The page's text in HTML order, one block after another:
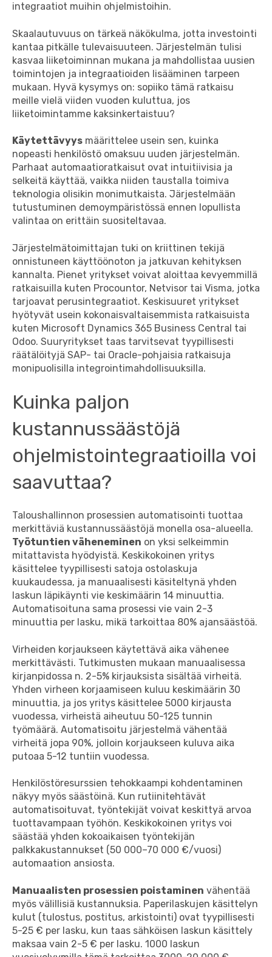
integraatiot muihin ohjelmistoihin.
Skaalautuvuus on tärkeä näkökulma, jotta investointi
kantaa pitkälle tulevaisuuteen. Järjestelmän tulisi
kasvaa liiketoiminnan mukana ja mahdollistaa uusien
toimintojen ja integraatioiden lisääminen tarpeen
mukaan. Hyvä kysymys on: sopiiko tämä ratkaisu
meille vielä viiden vuoden kuluttua, jos
liiketoimintamme kaksinkertaistuu?
Käytettävyys määrittelee usein sen, kuinka
nopeasti henkilöstö omaksuu uuden järjestelmän.
Parhaat automaatioratkaisut ovat intuitiivisia ja
selkeitä käyttää, vaikka niiden taustalla toimiva
teknologia olisikin monimutkaista. Järjestelmään
tutustuminen demoympäristössä ennen lopullista
valintaa on erittäin suositeltavaa.
Järjestelmätoimittajan tuki on kriittinen tekijä
onnistuneen käyttöönoton ja jatkuvan kehityksen
kannalta. Pienet yritykset voivat aloittaa kevyemmillä
ratkaisuilla kuten Procountor, Netvisor tai Visma, jotka
tarjoavat perusintegraatiot. Keskisuuret yritykset
hyötyvät usein kokonaisvaltaisemmista ratkaisuista
kuten Microsoft Dynamics 365 Business Central tai
Odoo. Suuryritykset taas tarvitsevat tyypillisesti
räätälöityjä SAP- tai Oracle-pohjaisia ratkaisuja
monipuolisilla integrointimahdollisuuksilla.
Kuinka paljon
kustannussäästöjä
ohjelmistointegraatioilla voi
saavuttaa?
Taloushallinnon prosessien automatisointi tuottaa
merkittäviä kustannussäästöjä monella osa-alueella.
Työtuntien väheneminen on yksi selkeimmin
mitattavista hyödyistä. Keskikokoinen yritys
käsittelee tyypillisesti satoja ostolaskuja
kuukaudessa, ja manuaalisesti käsiteltynä yhden
laskun läpikäynti vie keskimäärin 14 minuuttia.
Automatisoituna sama prosessi vie vain 2-3
minuuttia per lasku, mikä tarkoittaa 80% ajansäästöä.
Virheiden korjaukseen käytettävä aika vähenee
merkittävästi. Tutkimusten mukaan manuaalisessa
kirjanpidossa n. 2-5% kirjauksista sisältää virheitä.
Yhden virheen korjaamiseen kuluu keskimäärin 30
minuuttia, ja jos yritys käsittelee 5000 kirjausta
vuodessa, virheistä aiheutuu 50-125 tunnin
työmäärä. Automatisoitu järjestelmä vähentää
virheitä jopa 90%, jolloin korjaukseen kuluva aika
putoaa 5-12 tuntiin vuodessa.
Henkilöstöresurssien tehokkaampi kohdentaminen
näkyy myös säästöinä. Kun rutiinitehtävät
automatisoituvat, työntekijät voivat keskittyä arvoa
tuottavampaan työhön. Keskikokoinen yritys voi
säästää yhden kokoaikaisen työntekijän
palkkakustannukset (50 000–70 000 €/vuosi)
automaation ansiosta.
Manuaalisten prosessien poistaminen vähentää
myös välillisiä kustannuksia. Paperilaskujen käsittelyn
kulut (tulostus, postitus, arkistointi) ovat tyypillisesti
5-25 € per lasku, kun taas sähköisen laskun käsittely
maksaa vain 2-5 € per lasku. 1000 laskun